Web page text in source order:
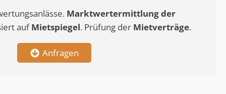
Marktwertermittlungder
aufMietspiegel. Prüfung der Mietverträge.
Anfragen